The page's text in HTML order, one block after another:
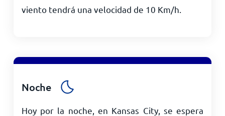
viento tendrá una velocidad de 10 Km/h
Noche
Hoy por la noche, en Kansas City, se espera